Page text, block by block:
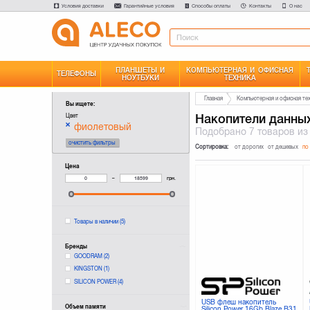
Условия доставки Гарантийные условия Способы оплаты Контакты О нас
ТЕЛЕФОНЫ
ПЛАНШЕТЫ И
НОУТБУКИ
КОМПЬЮТЕРНАЯ И ОФИСНАЯ
ТЕХНИКА
Вы ищете:
Цвет
фиолетовый
очистить фильтры
Цена
– грн.
Товары в наличии(5)
Бренды
GOODRAM(2)
KINGSTON(1)
SILICON POWER(4)
Объем памяти
Главная Компьютерная и офисная
Накопители
Подобрано7 товаров
Сортировка: от дорогих от дешевых по
USB флеш накопитель